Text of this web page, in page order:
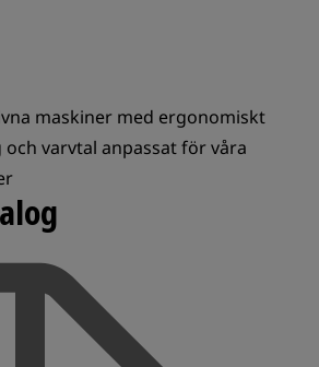
maskiner med ergonomiskt
varvtal anpassat för våra